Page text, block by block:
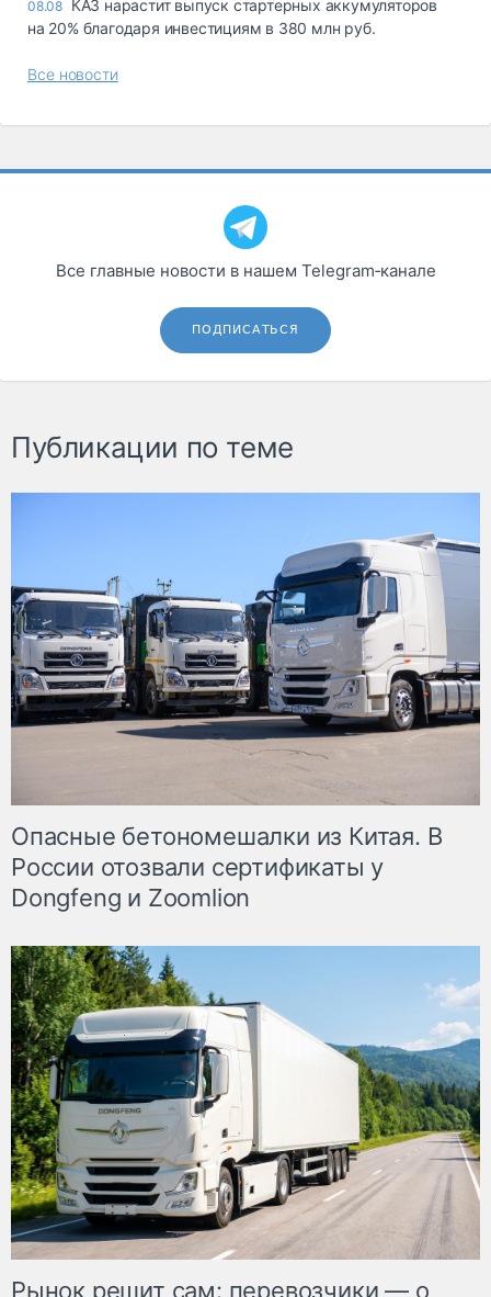
08.08 КАЗ нарастит выпуск стартерных аккумуляторов
на 20% благодаря инвестициям в 380 млн руб.
Все новости
Все главные новости в нашем Telegram‑канале
ПОДПИСАТЬСЯ
Публикации по теме
Опасные бетономешалки из Китая. В
России отозвали сертификаты у
Dongfeng и Zoomlion
Рынок решит сам: перевозчики — о